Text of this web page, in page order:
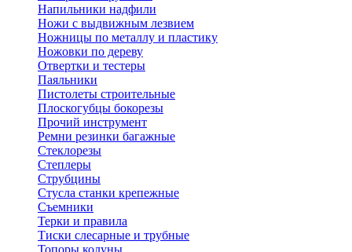
Напильники надфили
Ножи с выдвижным лезвием
Ножницы по металлу и пластику
Ножовки по дереву
Отвертки и тестеры
Паяльники
Пистолеты строительные
Плоскогубцы бокорезы
Прочий инструмент
Ремни резинки багажные
Стеклорезы
Степлеры
Струбцины
Стусла станки крепежные
Съемники
Терки и правила
Тиски слесарные и трубные
Топоры колуны